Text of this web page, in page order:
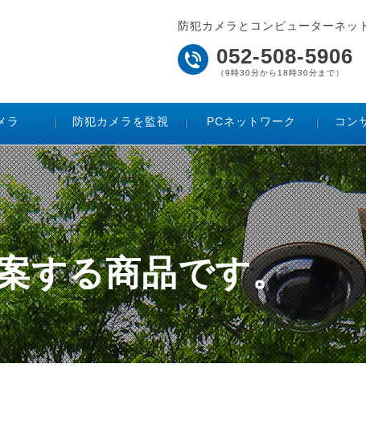
防犯カメラとコンピューターネッ
052-508-5906
（9時30分から18時30分まで）
ラ 防犯カメラを監視 PCネットワーク コン
する商品です。